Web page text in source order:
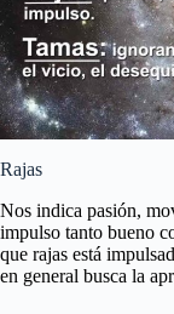
Rajas
Nos indica pasión,
impulso tanto bueno
que rajas está
en general busca la